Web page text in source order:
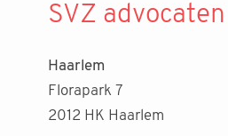
SVZ advocaten
Haarlem
Florapark 7
2012 HK Haarlem